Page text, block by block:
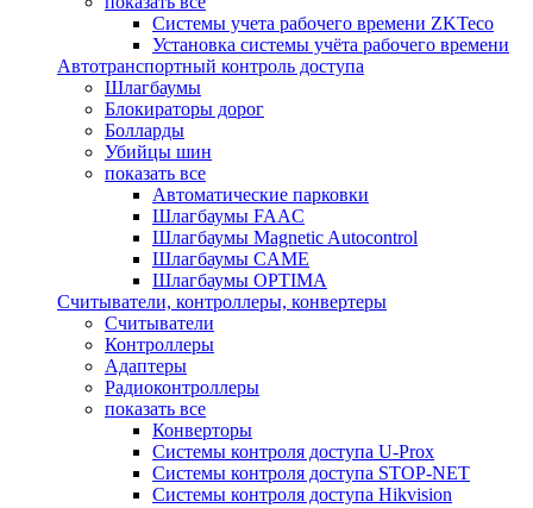
Системы учета рабочего времени ZKTeco
Установка системы учёта рабочего времени
Автотранспортный контроль доступа
Шлагбаумы
Блокираторы дорог
Болларды
Убийцы шин
показать все
Автоматические парковки
Шлагбаумы FAAC
Шлагбаумы Magnetic Autocontrol
Шлагбаумы CAME
Шлагбаумы OPTIMA
Считыватели, контроллеры, конвертеры
Считыватели
Контроллеры
Адаптеры
Радиоконтроллеры
показать все
Конверторы
Системы контроля доступа U-Prox
Системы контроля доступа STOP-NET
Системы контроля доступа Hikvision